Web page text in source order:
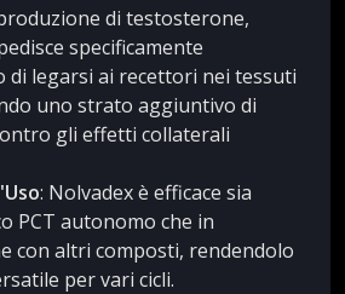
di testosterone,
specificamente
di legarsi ai recettori nei tessuti
uno strato aggiuntivo di
gli effetti collaterali
: Nolvadex è efficace sia
PCT autonomo che in
con altri composti, rendendolo
per vari cicli.